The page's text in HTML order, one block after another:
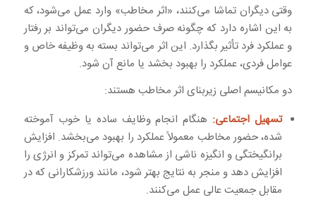
وقتی دیگران تماشا می‌کنند، «اثر مخاطب» وارد عمل می‌شود، که
به این اشاره دارد که چگونه صرف حضور دیگران می‌تواند بر رفتار
و عملکرد فرد تأثیر بگذارد. این اثر می‌تواند بسته به وظیفه خاص و
عوامل فردی، عملکرد را بهبود بخشد یا مانع آن شود.
دو مکانیسم اصلی زیربنای اثر مخاطب هستند:
تسهیل اجتماعی: هنگام انجام وظایف ساده یا خوب آموخته
شده، حضور مخاطب معمولاً عملکرد را بهبود می‌بخشد. افزایش
برانگیختگی و انگیزه ناشی از مشاهده می‌تواند تمرکز و انرژی را
افزایش دهد و منجر به نتایج بهتر شود، مانند ورزشکارانی که در
مقابل جمعیت عالی عمل می‌کنند.